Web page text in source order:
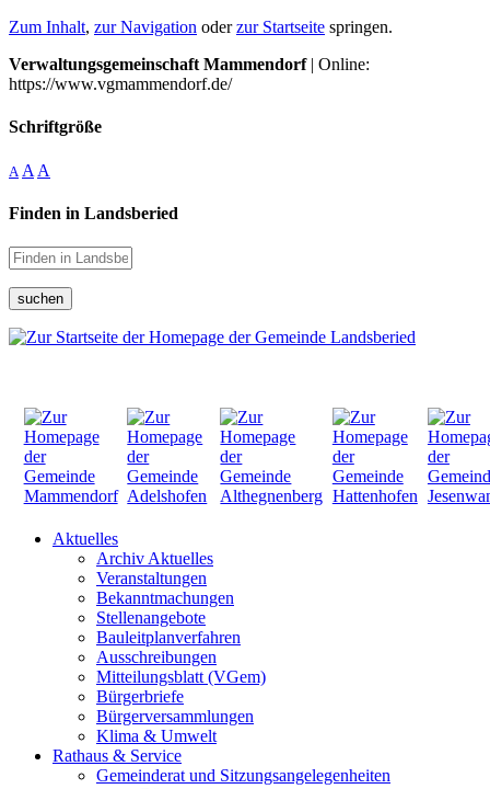
Zum Inhalt, zur Navigation oderzur Startseite springen.
Verwaltungsgemeinschaft Mammendorf| Online:
https://www.vgmammendorf.de/
Schriftgröße
A A A
Finden in Landsberied
suchen
Aktuelles
Archiv Aktuelles
Veranstaltungen
Bekanntmachungen
Stellenangebote
Bauleitplanverfahren
Ausschreibungen
Mitteilungsblatt (VGem)
Bürgerbriefe
Bürgerversammlungen
Klima & Umwelt
Rathaus & Service
Gemeinderat und Sitzungsangelegenheiten